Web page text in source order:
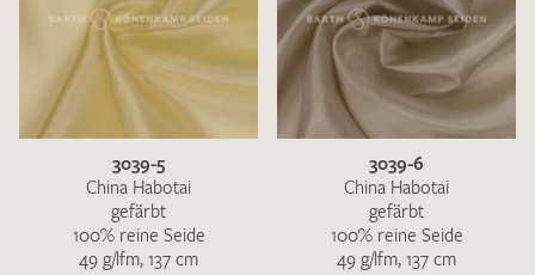
3039-5
China Habotai
gefärbt
100% reine Seide
49 g/lfm, 137 cm
3039-6
China Habotai
gefärbt
100% reine Seide
49 g/lfm, 137 cm